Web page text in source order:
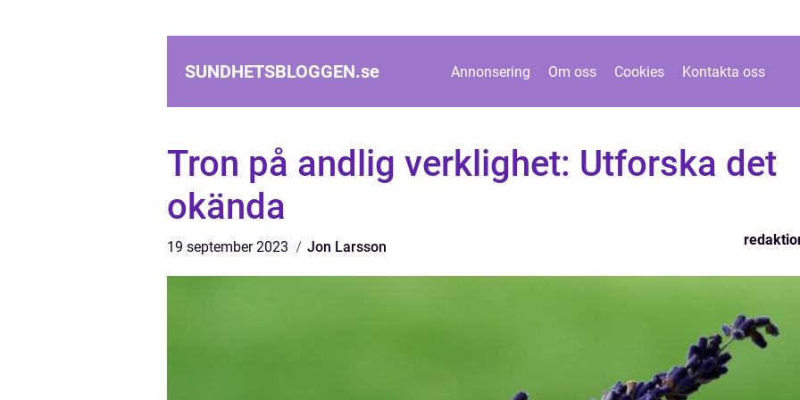
SUNDHETSBLOGGEN.se Annonsering Om oss Cookies Kontakta oss
Tron på andlig verklighet: Utforska det
okända
19 september 2023 Jon Larsson